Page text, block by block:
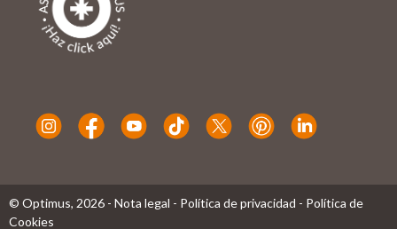
© Optimus, 2026 - Nota legal - Política de privacidad - Política de
Cookies